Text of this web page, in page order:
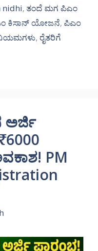
nidhi, ತಂದೆ ಮಗ ಪಿಎಂ
ಕಿಸಾನ್ ಯೋಜನೆ, ಪಿಎಂ
, ರೈತರಿಗೆ
ಅರ್ಜಿ
PM